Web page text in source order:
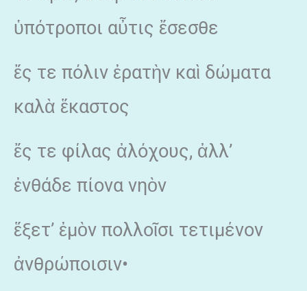
ὑπότροποι αὖτις ἔσεσθε
ἔς τε πόλιν ἐρατὴν καὶ δώματα
καλὰ ἕκαστος
ἔς τε φίλας ἀλόχους, ἀλλ’
ἐνθάδε πίονα νηὸν
ἕξετ’ ἐμὸν πολλοῖσι τετιμένον
ἀνθρώποισιν•